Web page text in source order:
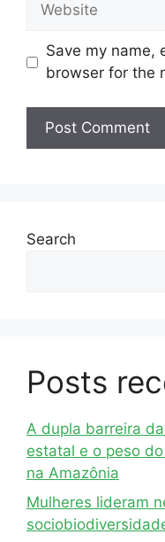
Save my name,
browser for the
Search
Posts
A dupla barreira
estatal e o peso
na Amazônia
Mulheres lideram